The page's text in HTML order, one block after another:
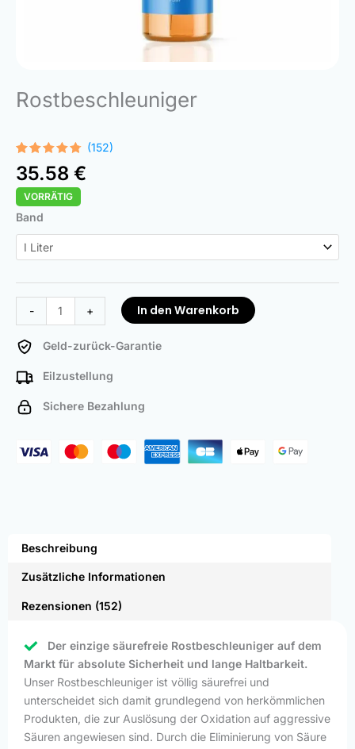
Rostbeschleuniger
Bewertet
mit4.68
von 5,
basierend
auf
152
Kundenbewertungen
(152)
35.58 €
VORRÄTIG
Band
-
Rust
Accelerator
Menge
+ In den Warenkorb
Geld-zurück-Garantie
Eilzustellung
Sichere Bezahlung
Beschreibung
Zusätzliche Informationen
Rezensionen (152)
Der einzige säurefreie Rostbeschleuniger auf dem
Markt für absolute Sicherheit und lange Haltbarkeit.
Unser Rostbeschleuniger ist völlig säurefrei und
unterscheidet sich damit grundlegend von herkömmlichen
Produkten, die zur Auslösung der Oxidation auf aggressive
Säuren angewiesen sind. Durch die Eliminierung von Säure